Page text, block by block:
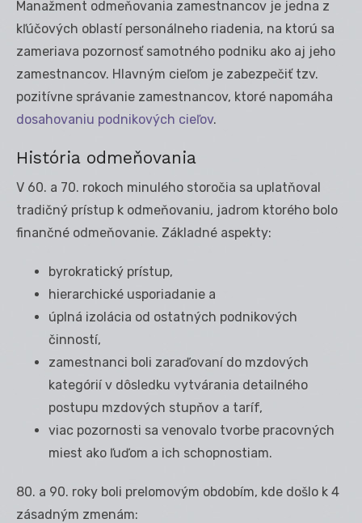
Manažment odmeňovania zamestnancov je jedna z
kľúčových oblastí personálneho riadenia, na ktorú sa
zameriava pozornosť samotného podniku ako aj jeho
zamestnancov. Hlavným cieľom je zabezpečiť tzv.
pozitívne správanie zamestnancov, ktoré napomáha
dosahovaniu podnikových cieľov.
História odmeňovania
V 60. a 70. rokoch minulého storočia sa uplatňoval
tradičný prístup k odmeňovaniu, jadrom ktorého bolo
finančné odmeňovanie. Základné aspekty:
byrokratický prístup,
hierarchické usporiadanie a
úplná izolácia od ostatných podnikových
činností,
zamestnanci boli zaraďovaní do mzdových
kategórií v dôsledku vytvárania detailného
postupu mzdových stupňov a taríf,
viac pozornosti sa venovalo tvorbe pracovných
miest ako ľuďom a ich schopnostiam.
80. a 90. roky boli prelomovým obdobím, kde došlo k 4
zásadným zmenám: